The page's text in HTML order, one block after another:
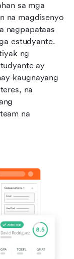
sa mga
na magdisenyo
nagpapataas
estudyante.
ng
ay
kaugnayang
na
na